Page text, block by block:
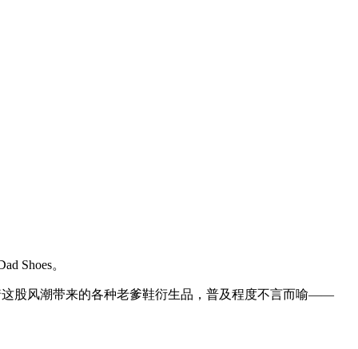
Shoes。
这股风潮带来的各种老爹鞋衍生品，普及程度不言而喻——